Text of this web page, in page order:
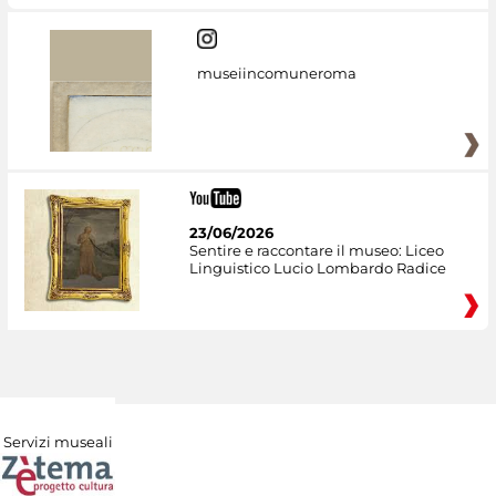
museiincomuneroma
23/06/2026
Sentire e raccontare il museo: Liceo
Linguistico Lucio Lombardo Radice
Servizi museali